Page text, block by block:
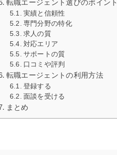
転職エージェント選びのポイント
実績と信頼性
専門分野の特化
求人の質
対応エリア
サポートの質
口コミや評判
転職エージェントの利用方法
登録する
面談を受ける
まとめ